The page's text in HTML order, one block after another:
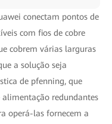
conectam pontos de
com fios de cobre
cobrem várias larguras
a solução seja
de pfenning, que
redundantes
operá-las fornecem a